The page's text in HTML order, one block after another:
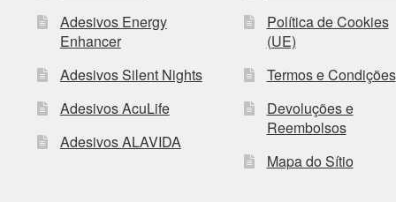
Adesivos Energy
Enhancer
Adesivos Silent Nights
Adesivos AcuLife
Adesivos ALAVIDA
Política de Cookies
(UE)
Termos e Condições
Devoluções e
Reembolsos
Mapa do Sítio